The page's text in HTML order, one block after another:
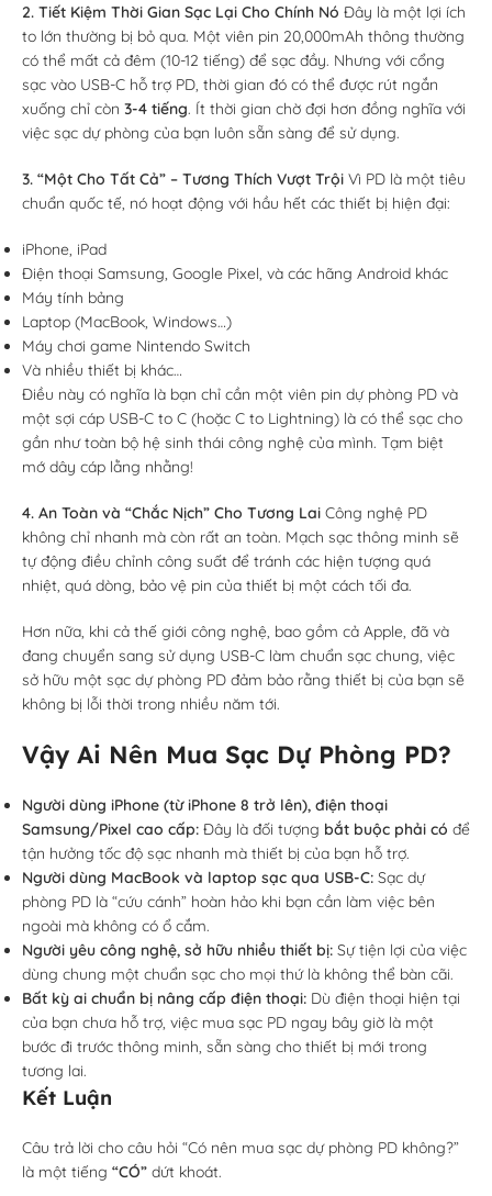
2. Tiết Kiệm Thời Gian Sạc Lại Cho Chính Nó Đây là một lợi ích
to lớn thường bị bỏ qua. Một viên pin 20,000mAh thông thường
có thể mất cả đêm (10-12 tiếng) để sạc đầy. Nhưng với cổng
sạc vào USB-C hỗ trợ PD, thời gian đó có thể được rút ngắn
xuống chỉ còn 3-4 tiếng. Ít thời gian chờ đợi hơn đồng nghĩa với
việc sạc dự phòng của bạn luôn sẵn sàng để sử dụng.
3. “Một Cho Tất Cả” – Tương Thích Vượt Trội Vì PD là một tiêu
chuẩn quốc tế, nó hoạt động với hầu hết các thiết bị hiện đại:
iPhone, iPad
Điện thoại Samsung, Google Pixel, và các hãng Android khác
Máy tính bảng
Laptop (MacBook, Windows…)
Máy chơi game Nintendo Switch
Và nhiều thiết bị khác…
Điều này có nghĩa là bạn chỉ cần một viên pin dự phòng PD và
một sợi cáp USB-C to C (hoặc C to Lightning) là có thể sạc cho
gần như toàn bộ hệ sinh thái công nghệ của mình. Tạm biệt
mớ dây cáp lằng nhằng!
4. An Toàn và “Chắc Nịch” Cho Tương Lai Công nghệ PD
không chỉ nhanh mà còn rất an toàn. Mạch sạc thông minh sẽ
tự động điều chỉnh công suất để tránh các hiện tượng quá
nhiệt, quá dòng, bảo vệ pin của thiết bị một cách tối đa.
Hơn nữa, khi cả thế giới công nghệ, bao gồm cả Apple, đã và
đang chuyển sang sử dụng USB-C làm chuẩn sạc chung, việc
sở hữu một sạc dự phòng PD đảm bảo rằng thiết bị của bạn sẽ
không bị lỗi thời trong nhiều năm tới.
Vậy Ai Nên Mua Sạc Dự Phòng PD?
Người dùng iPhone (từ iPhone 8 trở lên), điện thoại
Samsung/Pixel cao cấp: Đây là đối tượng bắt buộc phải có để
tận hưởng tốc độ sạc nhanh mà thiết bị của bạn hỗ trợ.
Người dùng MacBook và laptop sạc qua USB-C: Sạc dự
phòng PD là “cứu cánh” hoàn hảo khi bạn cần làm việc bên
ngoài mà không có ổ cắm.
Người yêu công nghệ, sở hữu nhiều thiết bị: Sự tiện lợi của việc
dùng chung một chuẩn sạc cho mọi thứ là không thể bàn cãi.
Bất kỳ ai chuẩn bị nâng cấp điện thoại: Dù điện thoại hiện tại
của bạn chưa hỗ trợ, việc mua sạc PD ngay bây giờ là một
bước đi trước thông minh, sẵn sàng cho thiết bị mới trong
tương lai.
Kết Luận
Câu trả lời cho câu hỏi “Có nên mua sạc dự phòng PD không?”
là một tiếng “CÓ” dứt khoát.